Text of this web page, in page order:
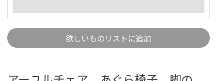
欲しいものリストに追加